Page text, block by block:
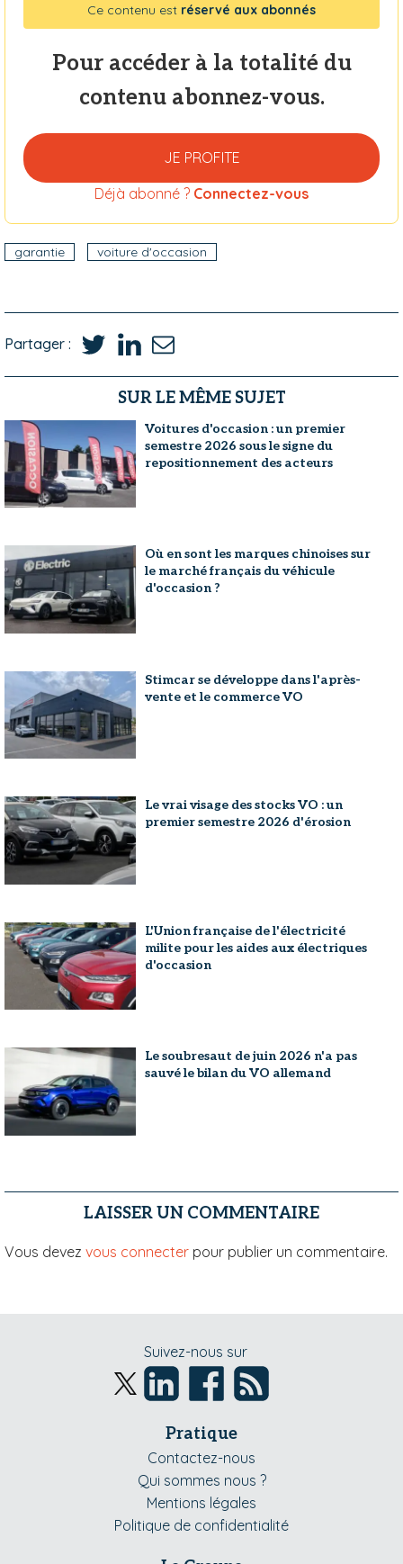
Ce contenu est réservé aux abonnés
Pour accéder à la totalité du
contenu abonnez-vous.
JE PROFITE
Déjà abonné ? Connectez-vous
garantie voiture d'occasion
Partager :
SUR LE MÊME SUJET
Voitures d'occasion : un premier
semestre 2026 sous le signe du
repositionnement des acteurs
Où en sont les marques chinoises sur
le marché français du véhicule
d'occasion ?
Stimcar se développe dans l'après-
vente et le commerce VO
Le vrai visage des stocks VO : un
premier semestre 2026 d'érosion
L'Union française de l'électricité
milite pour les aides aux électriques
d'occasion
Le soubresaut de juin 2026 n'a pas
sauvé le bilan du VO allemand
LAISSER UN COMMENTAIRE
Vous devez vous connecter pour publier un commentaire.
Suivez-nous sur
Pratique
Contactez-nous
Qui sommes nous ?
Mentions légales
Politique de confidentialité